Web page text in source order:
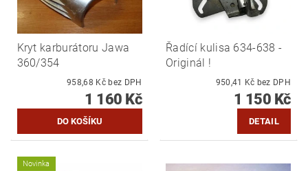
Kryt karburátoru Jawa
360/354
958,68 Kč bez DPH
1 160 Kč
Řadící kulisa 634-638 -
Originál !
950,41 Kč bez DPH
1 150 Kč
DETAIL
Novinka